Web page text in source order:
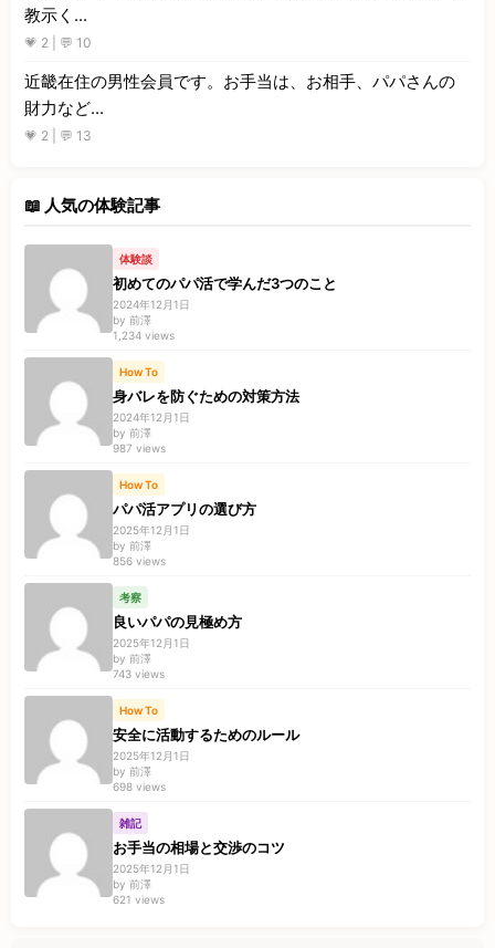
教示く...
💗 2 | 💬 10
近畿在住の男性会員です。お手当は、お相手、パパさんの
財力など...
💗 2 | 💬 13
📖 人気の体験記事
体験談
初めてのパパ活で学んだ3つのこと
2024年12月1日
by 前澤
1,234 views
How To
身バレを防ぐための対策方法
2024年12月1日
by 前澤
987 views
How To
パパ活アプリの選び方
2025年12月1日
by 前澤
856 views
考察
良いパパの見極め方
2025年12月1日
by 前澤
743 views
How To
安全に活動するためのルール
2025年12月1日
by 前澤
698 views
雑記
お手当の相場と交渉のコツ
2025年12月1日
by 前澤
621 views